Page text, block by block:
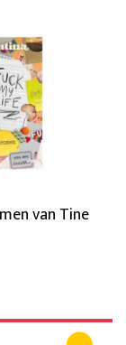
van Tine